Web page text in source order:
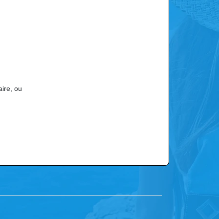
ou